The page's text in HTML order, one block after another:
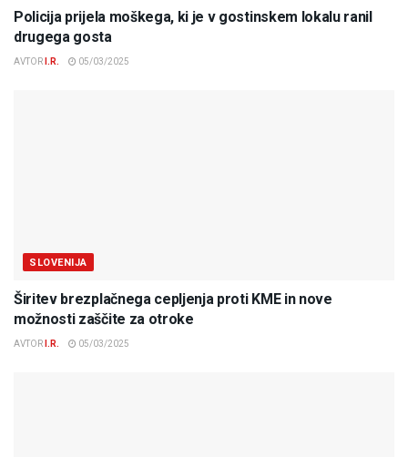
Policija prijela moškega, ki je v gostinskem lokalu ranil
drugega gosta
AVTOR I.R. 05/03/2025
SLOVENIJA
Širitev brezplačnega cepljenja proti KME in nove
možnosti zaščite za otroke
AVTOR I.R. 05/03/2025